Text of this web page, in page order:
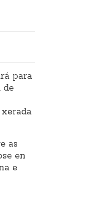
para
de
as
en
e